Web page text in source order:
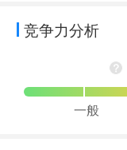
竞争力分析
一般